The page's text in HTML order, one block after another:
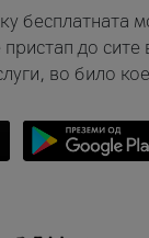
бесплатната
пристап до
во било